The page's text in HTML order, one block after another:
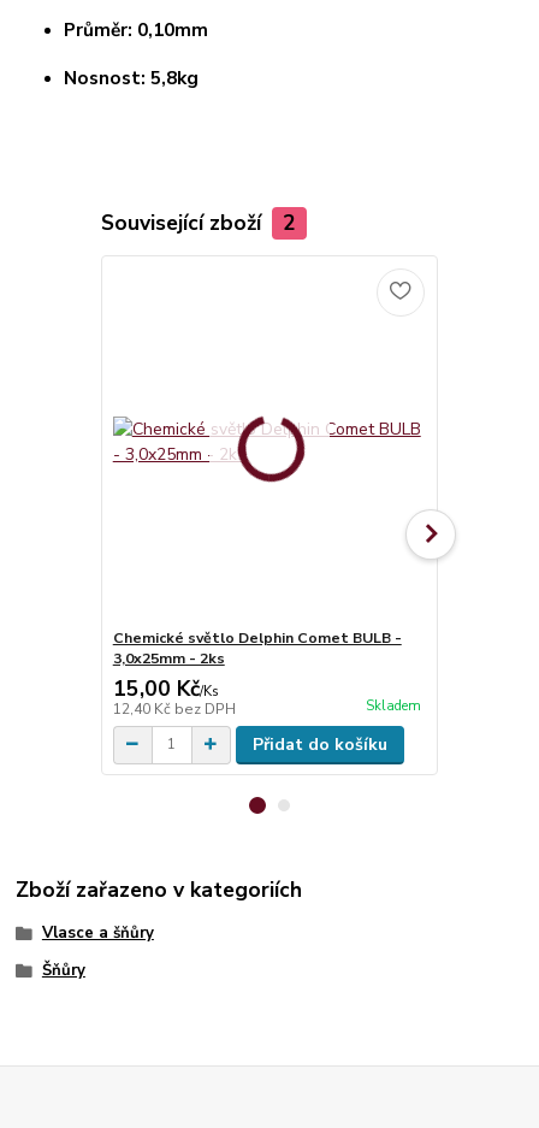
Průměr: 0,10mm
Nosnost: 5,8kg
Související zboží 2
Chemické světlo Delphin Comet BULB -
3,0x25mm - 2ks
15,00 Kč/Ks
12,40 Kč bez DPH Skladem
Přidat do košíku
Zboží zařazeno v kategoriích
Vlasce a šňůry
Šňůry